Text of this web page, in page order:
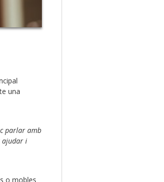
una
parlar amb
ajudar i
o mobles